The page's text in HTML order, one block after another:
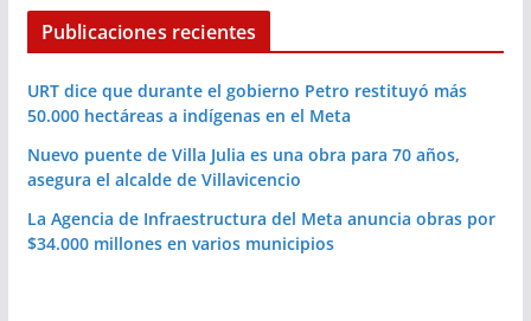
Publicaciones recientes
URT dice que durante el gobierno Petro restituyó más
50.000 hectáreas a indígenas en el Meta
Nuevo puente de Villa Julia es una obra para 70 años,
asegura el alcalde de Villavicencio
La Agencia de Infraestructura del Meta anuncia obras por
$34.000 millones en varios municipios